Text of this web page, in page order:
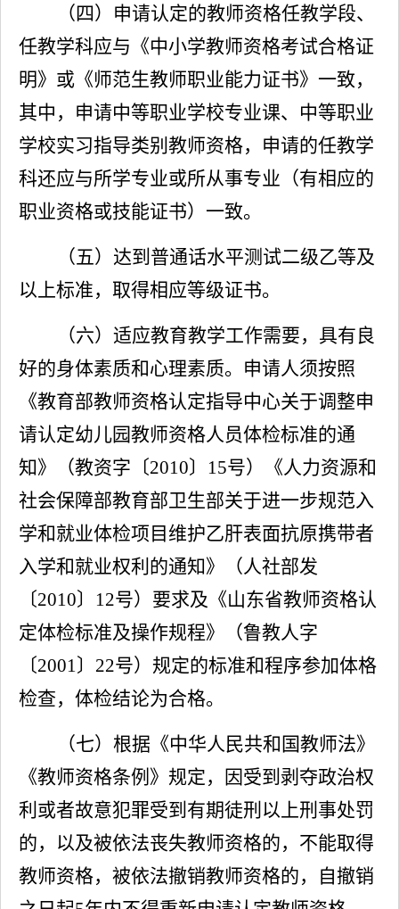
（四）申请认定的教师资格任教学段、
任教学科应与《中小学教师资格考试合格证
明》或《师范生教师职业能力证书》一致，
其中，申请中等职业学校专业课、中等职业
学校实习指导类别教师资格，申请的任教学
科还应与所学专业或所从事专业（有相应的
职业资格或技能证书）一致。
（五）达到普通话水平测试二级乙等及
以上标准，取得相应等级证书。
（六）适应教育教学工作需要，具有良
好的身体素质和心理素质。申请人须按照
《教育部教师资格认定指导中心关于调整申
请认定幼儿园教师资格人员体检标准的通
知》（教资字〔2010〕15号）《人力资源和
社会保障部教育部卫生部关于进一步规范入
学和就业体检项目维护乙肝表面抗原携带者
入学和就业权利的通知》（人社部发
〔2010〕12号）要求及《山东省教师资格认
定体检标准及操作规程》（鲁教人字
〔2001〕 22号）规定的标准和程序参加体格
检查，体检结论为合格。
（七）根据《中华人民共和国教师法》
《教师资格条例》规定，因受到剥夺政治权
利或者故意犯罪受到有期徒刑以上刑事处罚
的，以及被依法丧失教师资格的，不能取得
教师资格，被依法撤销教师资格的，自撤销